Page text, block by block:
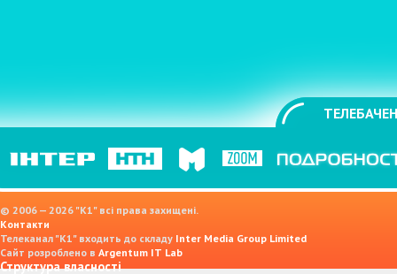
© 2006 — 2026 "K1" всі права захищені.
Контакти
Телеканал "К1" входить до складу Inter Media Group Limited
Сайт розроблено в Argentum IT Lab
Структура власності